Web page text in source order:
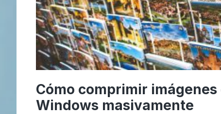
Cómo comprimir imágenes
Windows masivamente